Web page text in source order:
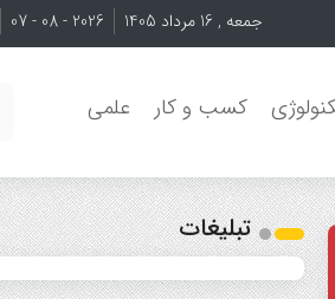
جمعه , 16 مرداد 1405 2026 - 08 - 07
کسب و کار علمی
تبلیغات